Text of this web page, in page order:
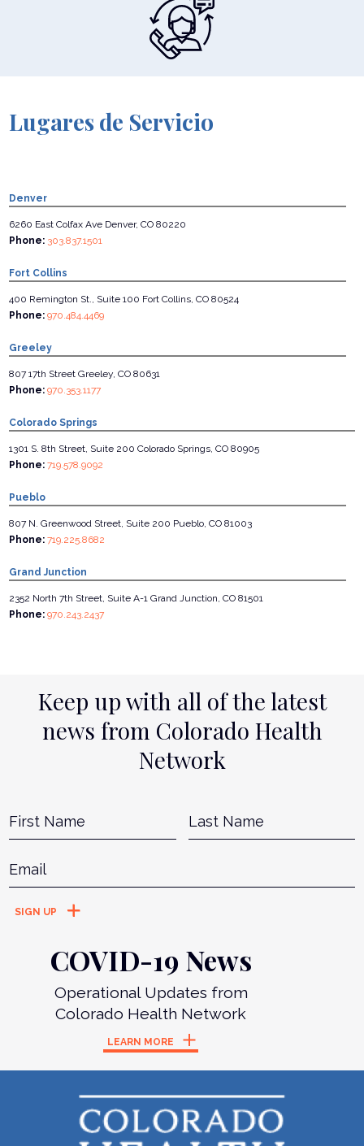
Lugares de Servicio
Denver
6260 East Colfax Ave Denver, CO 80220
Phone: 303.837.1501
Fort Collins
400 Remington St., Suite 100 Fort Collins, CO 80524
Phone: 970.484.4469
Greeley
807 17th Street Greeley, CO 80631
Phone: 970.353.1177
Colorado Springs
1301 S. 8th Street, Suite 200 Colorado Springs, CO 80905
Phone: 719.578.9092
Pueblo
807 N. Greenwood Street, Suite 200 Pueblo, CO 81003
Phone: 719.225.8682
Grand Junction
2352 North 7th Street, Suite A-1 Grand Junction, CO 81501
Phone: 970.243.2437
Keep up with all of the latest
news from Colorado Health
Network
Name
COVID-19 News
Operational Updates from
Colorado Health Network
LEARN MORE